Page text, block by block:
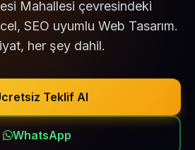
Mahallesi çevresindeki
SEO uyumlu Web Tasarım.
her şey dahil.
Teklif Al
WhatsApp